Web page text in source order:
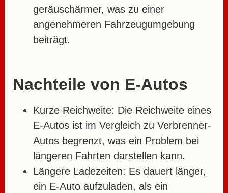
geräuschärmer, was zu einer
angenehmeren Fahrzeugumgebung
beiträgt.
Nachteile von E-Autos
Kurze Reichweite: Die Reichweite eines
E-Autos ist im Vergleich zu Verbrenner-
Autos begrenzt, was ein Problem bei
längeren Fahrten darstellen kann.
Längere Ladezeiten: Es dauert länger,
ein E-Auto aufzuladen, als ein